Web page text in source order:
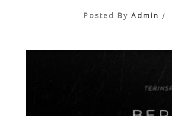
Posted By Admin